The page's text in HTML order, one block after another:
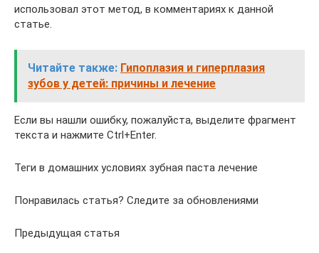
использовал этот метод, в комментариях к данной
статье.
Читайте также: Гипоплазия и гиперплазия
зубов у детей: причины и лечение
Если вы нашли ошибку, пожалуйста, выделите фрагмент
текста и нажмите Ctrl+Enter.
Теги в домашних условиях зубная паста лечение
Понравилась статья? Следите за обновлениями
Предыдущая статья